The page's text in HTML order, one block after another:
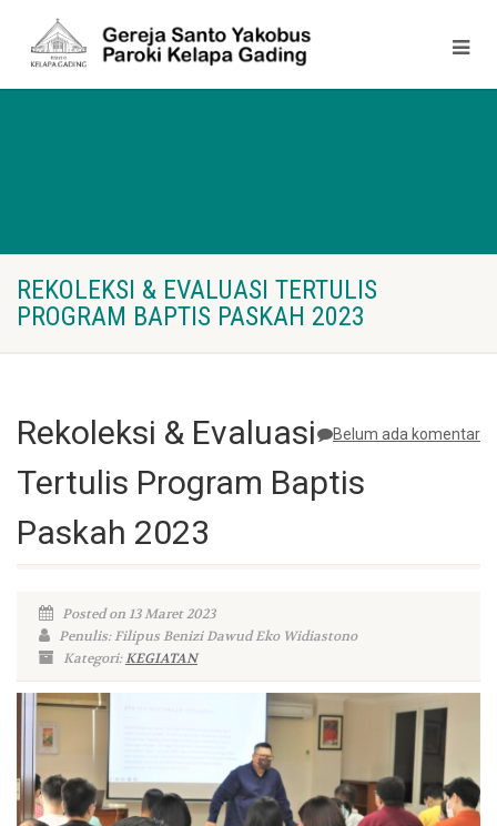
REKOLEKSI & EVALUASI TERTULIS
PROGRAM BAPTIS PASKAH 2023
Belum ada komentar
Rekoleksi & Evaluasi
Tertulis Program Baptis
Paskah 2023
Posted on 13 Maret 2023
Penulis: Filipus Benizi Dawud Eko Widiastono
Kategori:KEGIATAN